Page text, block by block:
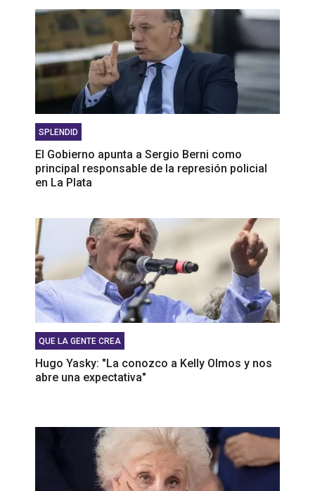
SPLENDID
El Gobierno apunta a Sergio Berni como
principal responsable de la represión policial
en La Plata
QUE LA GENTE CREA
Hugo Yasky: "La conozco a Kelly Olmos y nos
abre una expectativa"